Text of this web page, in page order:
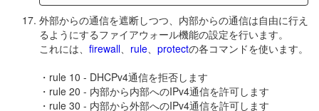
外部からの通信を遮断しつつ、内部からの通信は自由に行え
るようにするファイアウォール機能の設定を行います。
これには、 firewall rule protectの各コマンドを使います。
・rule 10 - DHCPv4通信を拒否します
・rule 20 - 内部から内部へのIPv4通信を許可します
・rule 30 - 内部から外部へのIPv4通信を許可します